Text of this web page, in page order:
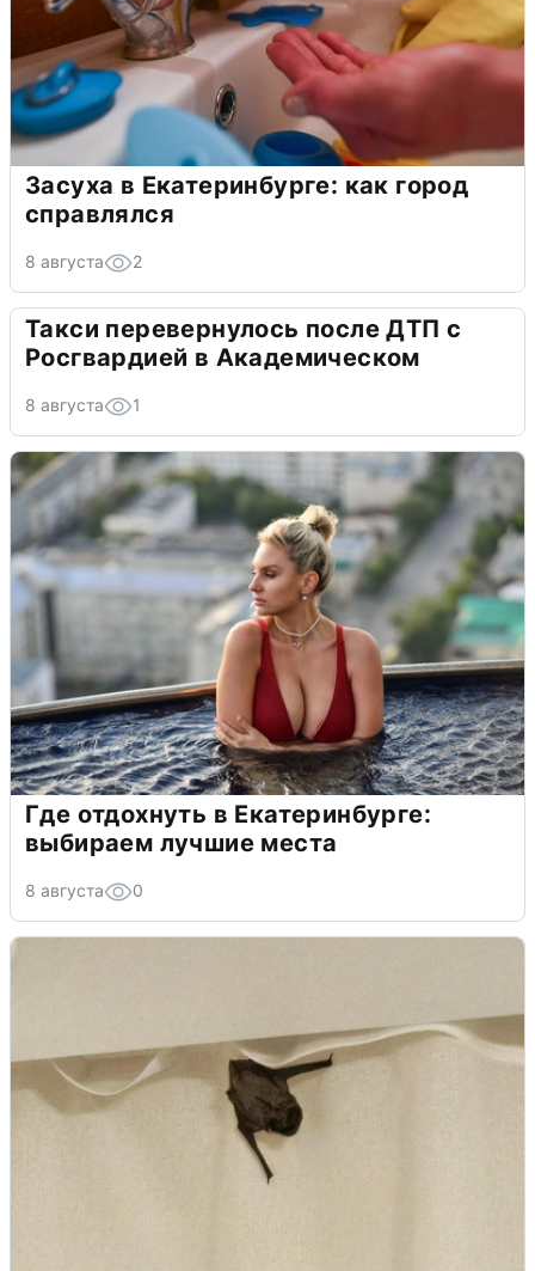
Засуха в Екатеринбурге: как город
справлялся
8 августа 2
Такси перевернулось после ДТП с
Росгвардией в Академическом
8 августа 1
Где отдохнуть в Екатеринбурге:
выбираем лучшие места
8 августа 0